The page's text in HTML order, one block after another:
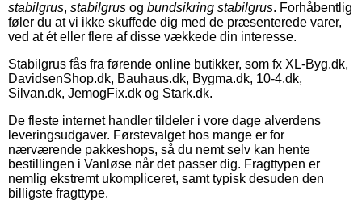
stabilgrus, stabilgrus og bundsikring stabilgrus. Forhåbentlig
føler du at vi ikke skuffede dig med de præsenterede varer,
ved at ét eller flere af disse vækkede din interesse.
Stabilgrus fås fra førende online butikker, som fx XL-Byg.dk,
DavidsenShop.dk, Bauhaus.dk, Bygma.dk, 10-4.dk,
Silvan.dk, JemogFix.dk og Stark.dk.
De fleste internet handler tildeler i vore dage alverdens
leveringsudgaver. Førstevalget hos mange er for
nærværende pakkeshops, så du nemt selv kan hente
bestillingen i Vanløse når det passer dig. Fragttypen er
nemlig ekstremt ukompliceret, samt typisk desuden den
billigste fragttype.